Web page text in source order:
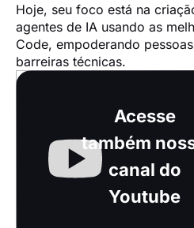
Hoje, seu foco está na
agentes de IA usando as
Code, empoderando
barreiras técnicas.
Acesse
também
canal do
Youtube